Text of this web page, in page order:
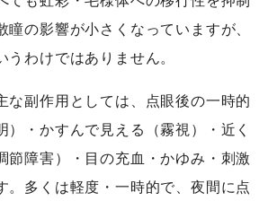
瞳の影響が小さくなっていますが、
わけではありません。
な副作用としては、点眼後の一時的
）・かすんで見える（霧視）・近く
節障害）・目の充血・かゆみ・刺激
。多くは軽度・一時的で、夜間に点